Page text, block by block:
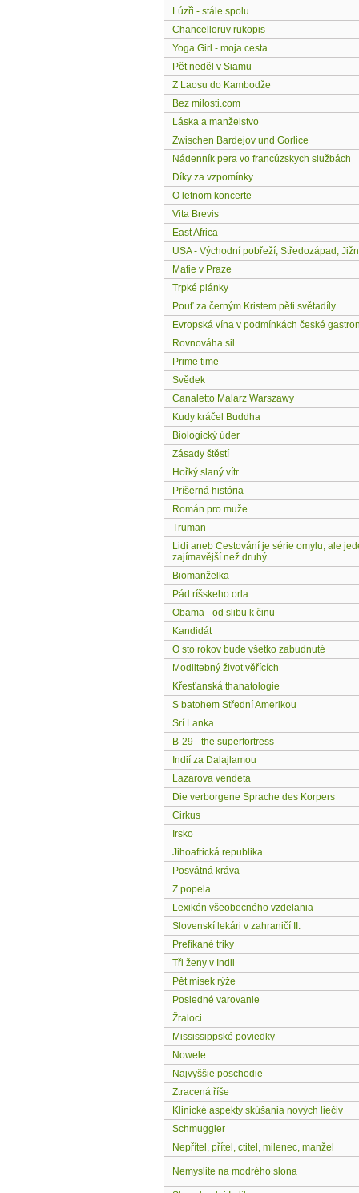
Lúzři - stále spolu
Chancelloruv rukopis
Yoga Girl - moja cesta
Pět neděl v Siamu
Z Laosu do Kambodže
Bez milosti.com
Láska a manželstvo
Zwischen Bardejov und Gorlice
Nádenník pera vo francúzskych službách
Díky za vzpomínky
O letnom koncerte
Vita Brevis
East Africa
USA - Východní pobřeží, Středozápad,
Mafie v Praze
Trpké plánky
Pouť za černým Kristem pěti světadíly
Evropská vína v podmínkách české
Rovnováha sil
Prime time
Svědek
Canaletto Malarz Warszawy
Kudy kráčel Buddha
Biologický úder
Zásady štěstí
Hořký slaný vítr
Príšerná história
Román pro muže
Truman
Lidi aneb Cestování je série omylu, ale
zajímavější než druhý
Biomanželka
Pád ríšskeho orla
Obama - od slibu k činu
Kandidát
O sto rokov bude všetko zabudnuté
Modlitebný život věřících
Křesťanská thanatologie
S batohem Střední Amerikou
Srí Lanka
B-29 - the superfortress
Indií za Dalajlamou
Lazarova vendeta
Die verborgene Sprache des Korpers
Cirkus
Irsko
Jihoafrická republika
Posvátná kráva
Z popela
Lexikón všeobecného vzdelania
Slovenskí lekári v zahraničí II.
Prefíkané triky
Tři ženy v Indii
Pět misek rýže
Posledné varovanie
Žraloci
Mississippské poviedky
Nowele
Najvyššie poschodie
Ztracená říše
Klinické aspekty skúšania nových liečiv
Schmuggler
Nepřítel, přítel, ctitel, milenec, manžel
Nemyslite na modrého slona